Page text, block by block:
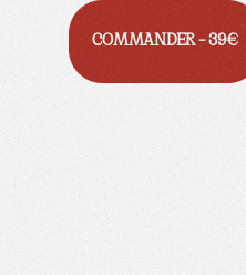
COMMANDER – 39€